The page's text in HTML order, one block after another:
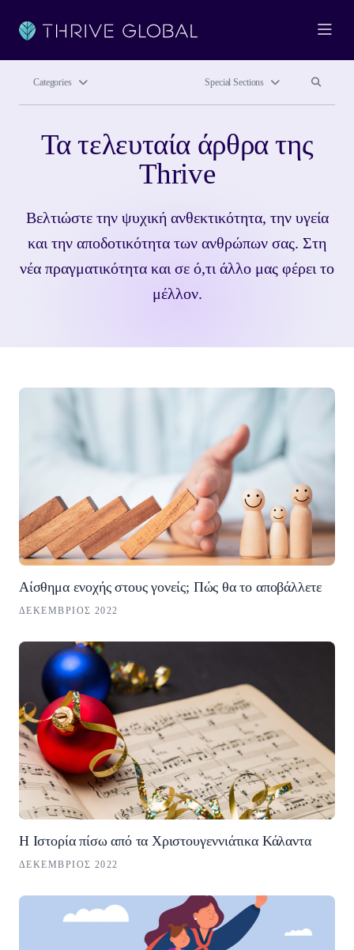
Categories Special Sections Search site
Τα τελευταία άρθρα της
Thrive
Βελτιώστε την ψυχική ανθεκτικότητα, την υγεία
και την αποδοτικότητα των ανθρώπων σας. Στη
νέα πραγματικότητα και σε ό,τι άλλο μας φέρει το
μέλλον.
Αίσθημα ενοχής στους γονείς; Πώς θα το αποβάλλετε
ΔΕΚΈΜΒΡΙΟΣ 2022
Η Ιστορία πίσω από τα Χριστουγεννιάτικα Κάλαντα
ΔΕΚΈΜΒΡΙΟΣ 2022